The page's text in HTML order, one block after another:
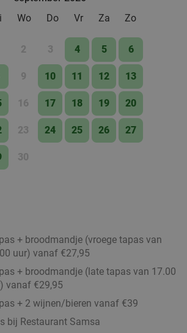
Wo Do Vr Za Zo
2 3 4 5 6
9 10 11 12 13
16 17 18 19 20
23 24 25 26 27
30
+ broodmandje (vroege tapas van
uur) vanaf €27,95
+ broodmandje (late tapas van 17.00
vanaf €29,95
+ 2 wijnen/bieren vanaf €39
bij Restaurant Samsa